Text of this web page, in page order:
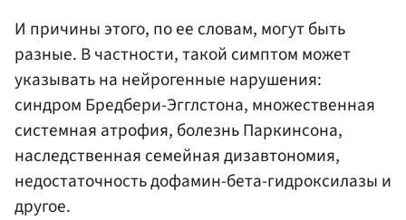
И причины этого, по ее словам, могут быть
разные. В частности, такой симптом может
указывать на нейрогенные нарушения:
синдром Бредбери-Эгглстона, множественная
системная атрофия, болезнь Паркинсона,
наследственная семейная дизавтономия,
недостаточность дофамин-бета-гидроксилазы и
другое.